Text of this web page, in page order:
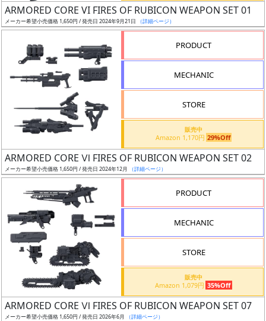
フ
リ
グ
レ
ル
ARMORED CORE VI FIRES OF RUBICON WEAPON SET 01
メーカー希望小売価格 1,650円 / 発売日 2024年9月21日 （詳細ページ）
PRODUCT
MECHANIC
STORE
販売中
Amazon 1,170円 29%Off
ARMORED CORE Ⅵ FIRES OF RUBICON WEAPON SET 02
メーカー希望小売価格 1,650円 / 発売日 2024年12月 （詳細ページ）
PRODUCT
MECHANIC
STORE
販売中
Amazon 1,079円 35%Off
ARMORED CORE Ⅵ FIRES OF RUBICON WEAPON SET 07
メーカー希望小売価格 1,650円 / 発売日 2026年6月 （詳細ページ）